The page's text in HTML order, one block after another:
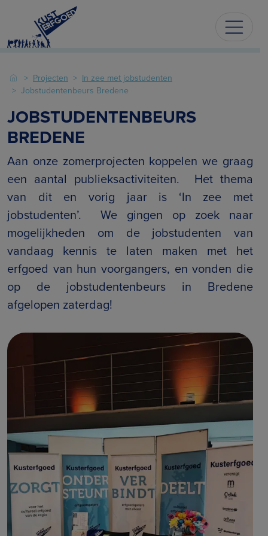
Projecten
In zee met jobstudenten
Jobstudentenbeurs Bredene
JOBSTUDENTENBEURS
BREDENE
Aan onze zomerprojecten koppelen we graag
een aantal publieksactiviteiten. Het thema
van dit en vorig jaar is ‘In zee met
jobstudenten’. We gingen op zoek naar
mogelijkheden om de jobstudenten van
vandaag kennis te laten maken met het
erfgoed van hun voorgangers, en vonden die
op de jobstudentenbeurs in Bredene
afgelopen zaterdag!